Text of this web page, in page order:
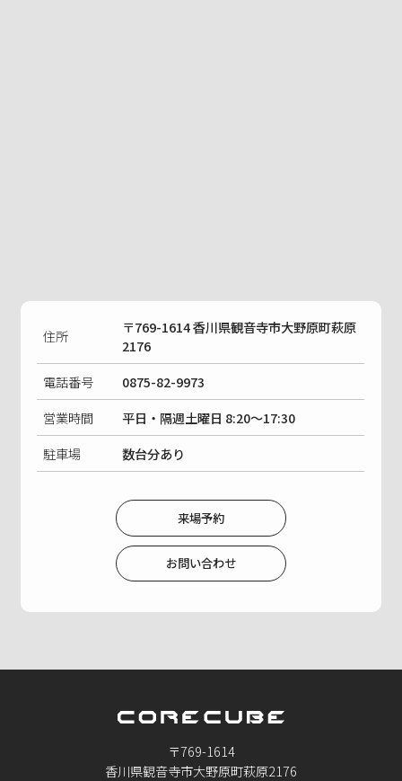
住所
〒769-1614 香川県観音寺市大野原町萩原
2176
電話番号
0875-82-9973
営業時間
平日・隔週土曜日 8:20〜17:30
駐車場
数台分あり
来場予約
お問い合わせ
〒769-1614
香川県観音寺市大野原町萩原2176